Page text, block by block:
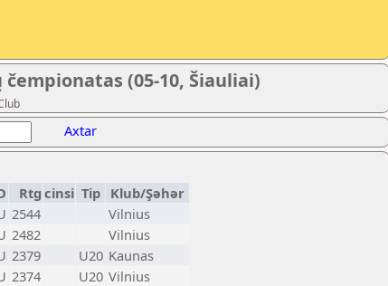
(05-10, Šiauliai)
Axtar
Rtg cinsi Tip
Klub/Şəhər
2544
Vilnius
2482
Vilnius
2379 U20 Kaunas
2374 U20 Vilnius